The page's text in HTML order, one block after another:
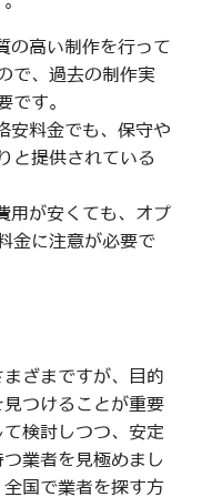
の高い制作を行って
で、過去の制作実
です。
安料金でも、保守や
と提供されている
用が安くても、オプ
金に注意が必要で
ざまですが、目的
つけることが重要
検討しつつ、安定
業者を見極めまし
国で業者を探す方